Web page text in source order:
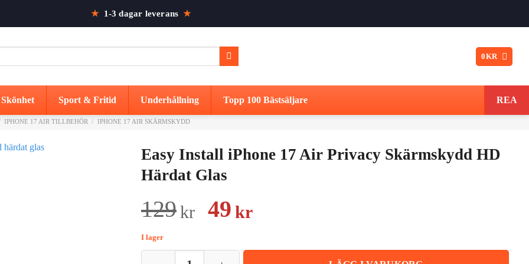
★ 1-3 dagar leverans ★
0KR
Skönhet Sport & Fritid Underhållning Topp 100 Bästsäljare REA
IPHONE 17 AIR TILLBEHÖR / IPHONE 17 AIR SKÄRMSKYDD
Easy Install iPhone 17 Air Privacy Skärmskydd HD
Härdat Glas
129kr
Det
priset
49 krDet
priset
I lager